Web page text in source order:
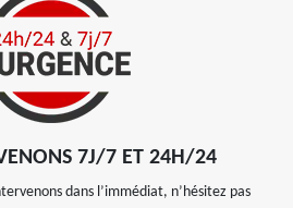
7J/7 ET 24H/24
dans l’immédiat, n’hésitez pas